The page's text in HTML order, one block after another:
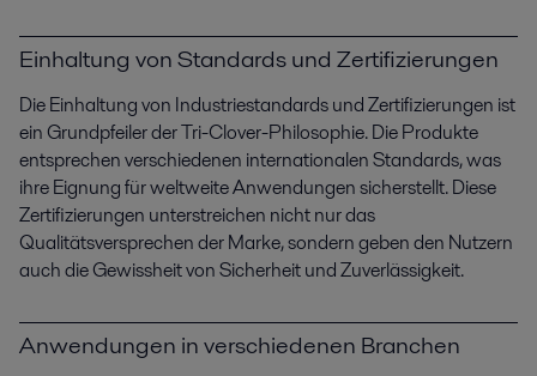
Einhaltung von Standards und Zertifizierungen
Die Einhaltung von Industriestandards und Zertifizierungen ist
ein Grundpfeiler der Tri-Clover-Philosophie. Die Produkte
entsprechen verschiedenen internationalen Standards, was
ihre Eignung für weltweite Anwendungen sicherstellt. Diese
Zertifizierungen unterstreichen nicht nur das
Qualitätsversprechen der Marke, sondern geben den Nutzern
auch die Gewissheit von Sicherheit und Zuverlässigkeit.
Anwendungen in verschiedenen Branchen